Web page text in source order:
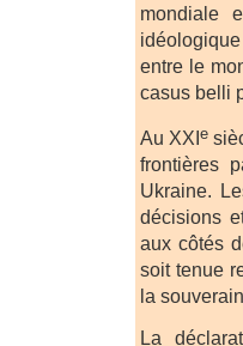
mondiale
entre le
casus belli
Au XXIe
frontières
Ukraine.
décisions
aux côtés
soit tenue
la
La